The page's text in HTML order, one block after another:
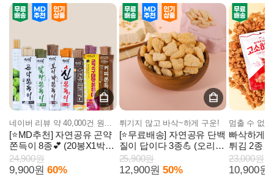
[⭐MD추천] 자연공유 곤약
쫀득이 8종💕 (20봉X1박
스)
24,900원
9,900원 60%
튀기지 않고 바삭~하게 구운!
[⭐무료배송] 자연공유 단백
질이 답이다 3종💪 (오리지
널/스위트/마늘빵) 6봉
25,900원
12,900원 50%
빠삭하게
튀김 2종
23,000원
10,900원